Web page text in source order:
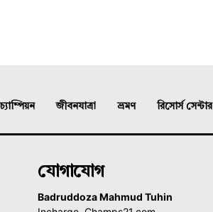
চ্যাম্পিয়ন জীবনযাত্রা ভ্রমণ রিসোর্স সেন্টার
যোগাযোগ
Badruddoza Mahmud Tuhin